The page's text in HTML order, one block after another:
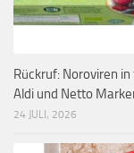
Rückruf: Noroviren
Aldi und Netto
24 JULI, 2026